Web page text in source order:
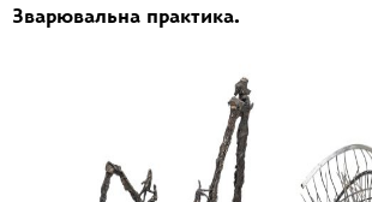
Зварювальна практика.